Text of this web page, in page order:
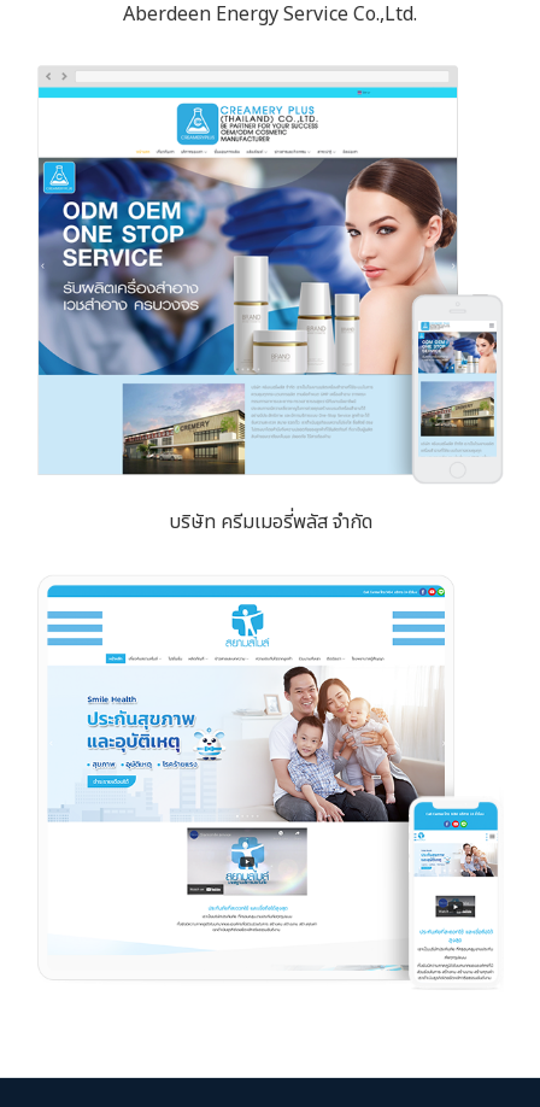
Aberdeen Energy Service Co.,Ltd.
บริษัท ครีมเมอรี่พลัส จำกัด